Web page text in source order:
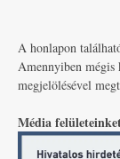
A honlapon
Amennyiben
megjelölésével
Média